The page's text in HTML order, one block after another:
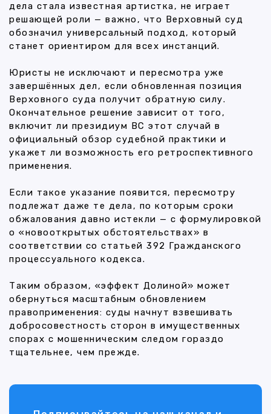
дела стала известная артистка, не играет
решающей роли — важно, что Верховный суд
обозначил универсальный подход, который
станет ориентиром для всех инстанций.
Юристы не исключают и пересмотра уже
завершённых дел, если обновленная позиция
Верховного суда получит обратную силу.
Окончательное решение зависит от того,
включит ли президиум ВС этот случай в
официальный обзор судебной практики и
укажет ли возможность его ретроспективного
применения.
Если такое указание появится, пересмотру
подлежат даже те дела, по которым сроки
обжалования давно истекли — с формулировкой
о «новооткрытых обстоятельствах» в
соответствии со статьей 392 Гражданского
процессуального кодекса.
Таким образом, «эффект Долиной» может
обернуться масштабным обновлением
правоприменения: суды начнут взвешивать
добросовестность сторон в имущественных
спорах с мошенническим следом гораздо
тщательнее, чем прежде.